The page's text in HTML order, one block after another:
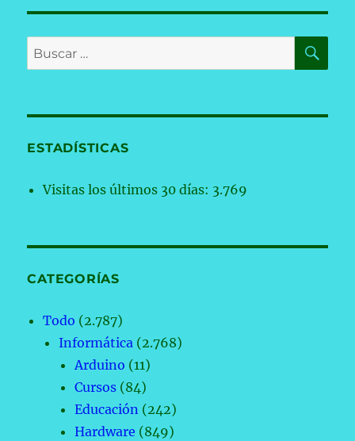
Buscar
por:
ESTADÍSTICAS
Visitas los últimos 30 días: 3.769
CATEGORÍAS
Todo (2.787)
Informática (2.768)
Arduino (11)
Cursos (84)
Educación (242)
Hardware (849)